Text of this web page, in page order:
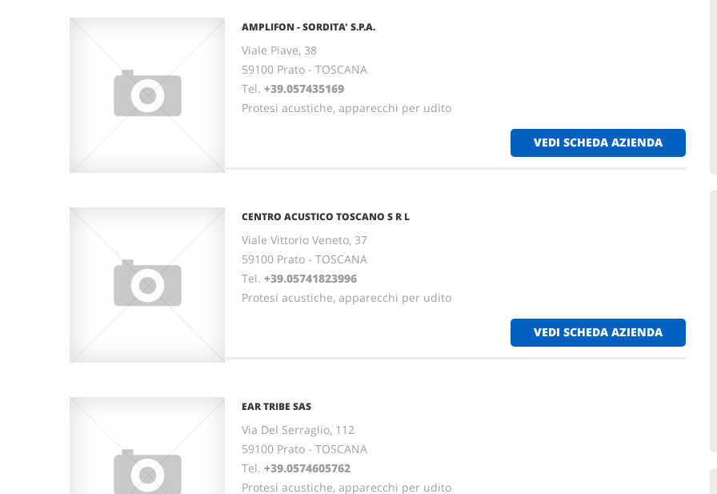
AMPLIFON - SORDITA' S.P.A.
Viale Piave, 38
59100 Prato - TOSCANA
Tel. +39.057435169
Protesi acustiche, apparecchi per udito
VEDI SCHEDA AZIENDA
CENTRO ACUSTICO TOSCANO S R L
Viale Vittorio Veneto, 37
59100 Prato - TOSCANA
Tel. +39.05741823996
Protesi acustiche, apparecchi per udito
VEDI SCHEDA AZIENDA
EAR TRIBE SAS
Via Del Serraglio, 112
59100 Prato - TOSCANA
Tel. +39.0574605762
Protesi acustiche, apparecchi per udito